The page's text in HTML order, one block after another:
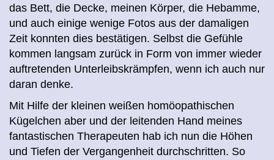
das Bett, die Decke, meinen Körper, die Hebamme,
und auch einige wenige Fotos aus der damaligen
Zeit konnten dies bestätigen. Selbst die Gefühle
kommen langsam zurück in Form von immer wieder
auftretenden Unterleibskrämpfen, wenn ich auch nur
daran denke.
Mit Hilfe der kleinen weißen homöopathischen
Kügelchen aber und der leitenden Hand meines
fantastischen Therapeuten hab ich nun die Höhen
und Tiefen der Vergangenheit durchschritten. So